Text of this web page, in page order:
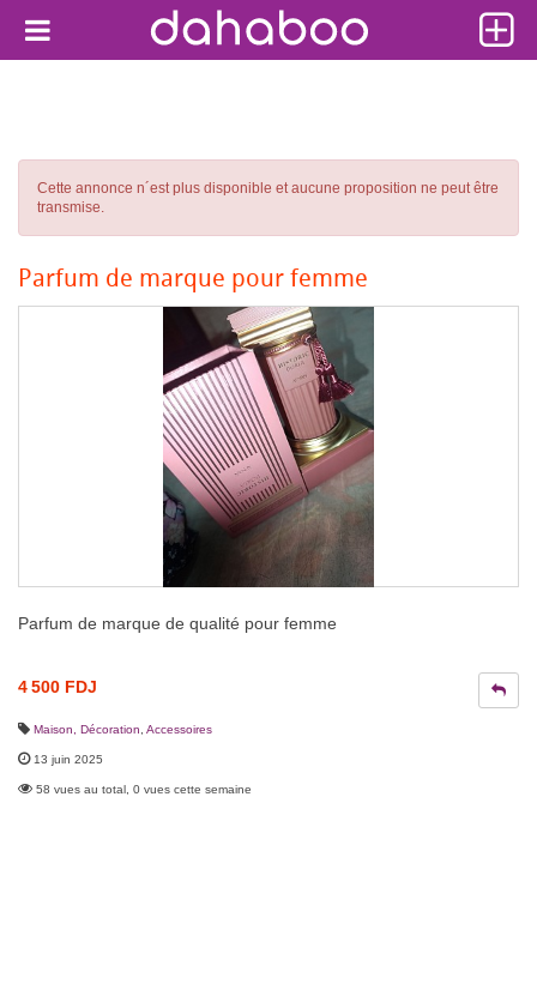
Cette annonce n´est plus disponible et aucune proposition ne peut être
transmise.
Parfum de marque pour femme
Parfum de marque de qualité pour femme
4 500 FDJ
Maison, Décoration Accessoires
13 juin 2025
58 vues au total, 0 vues cette semaine